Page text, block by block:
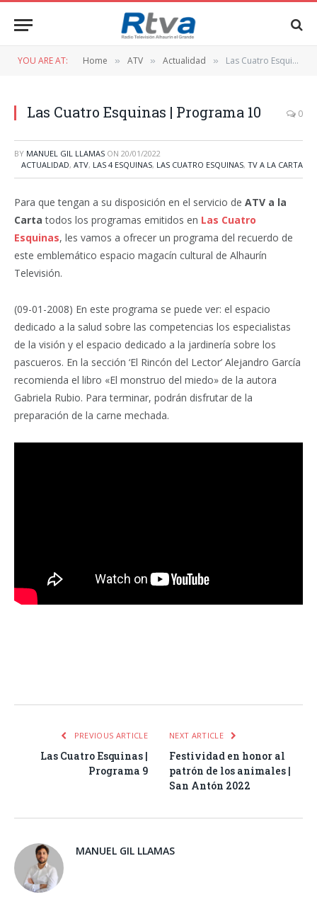
YOU ARE AT: Home » ATV » Actualidad » Las Cuatro Esquinas | Programa 10
Las Cuatro Esquinas | Programa 10 0
BY MANUEL GIL LLAMAS ON 20/01/2022
ACTUALIDAD, ATV, LAS 4 ESQUINAS, LAS CUATRO ESQUINAS, TV A LA CARTA
Para que tengan a su disposición en el servicio de ATV a la
Carta todos los programas emitidos en Las Cuatro
Esquinas, les vamos a ofrecer un programa del recuerdo de
este emblemático espacio magacín cultural de Alhaurín
Televisión.
(09-01-2008) En este programa se puede ver: el espacio
dedicado a la salud sobre las competencias los especialistas
de la visión y el espacio dedicado a la jardinería sobre los
pascueros. En la sección ‘El Rincón del Lector’ Alejandro García
recomienda el libro «El monstruo del miedo» de la autora
Gabriela Rubio. Para terminar, podrán disfrutar de la
preparación de la carne mechada.
PREVIOUS ARTICLE
Las Cuatro Esquinas |
Programa 9
NEXT ARTICLE
Festividad en honor al
patrón de los animales |
San Antón 2022
MANUEL GIL LLAMAS